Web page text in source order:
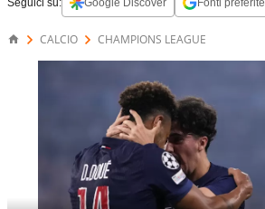
Seguici su: Google Discover Fonti preferite
CALCIO CHAMPIONS LEAGUE